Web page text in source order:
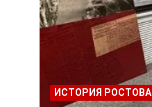
ИСТОРИЯ РОСТОВА